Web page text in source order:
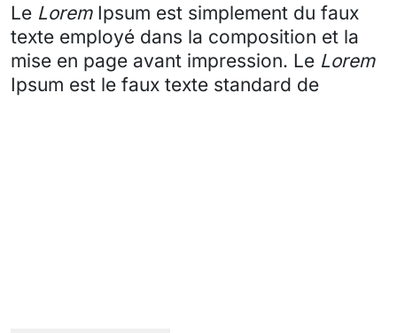
Le LoremIpsum est simplement du faux
texte employé dans la composition et la
mise en page avant impression. Le Lorem
Ipsum est le faux texte standard de